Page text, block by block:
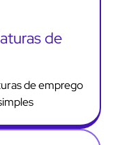
de
de emprego